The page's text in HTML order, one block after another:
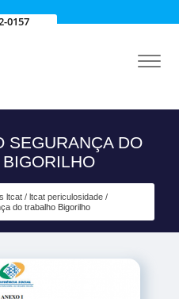
0157
SEGURANÇA DO
ltcat
ltcat periculosidade
do trabalho Bigorilho